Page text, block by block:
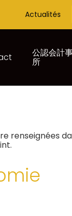
Actualités
公認会計
所
renseignées